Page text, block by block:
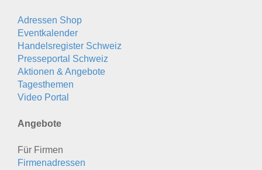
Adressen Shop
Eventkalender
Handelsregister Schweiz
Presseportal Schweiz
Aktionen & Angebote
Tagesthemen
Video Portal
Angebote
Für Firmen
Firmenadressen